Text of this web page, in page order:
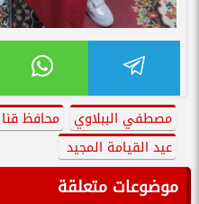
مصطفي الببلاوي محافظ قنا
عيد القيامة المجيد
موضوعات متعلقة